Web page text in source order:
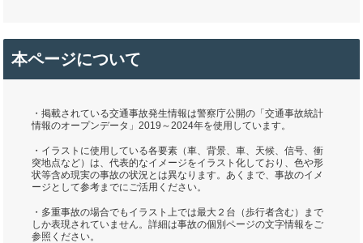
本ページについて
・掲載されている交通事故発生情報は警察庁公開の「交通事故統計
情報のオープンデータ」2019～2024年を使用しています。
・イラストに使用している各要素（車、背景、車、天候、信号、衝
突地点など）は、代表的なイメージをイラスト化しており、色や形
状等含め現実の事故の状況とは異なります。あくまで、事故のイメ
ージとして参考までにご活用ください。
・多重事故の場合でもイラスト上では最大２台（歩行者含む）まで
しか表現されていません。詳細は事故の個別ページの文字情報をご
参照ください。